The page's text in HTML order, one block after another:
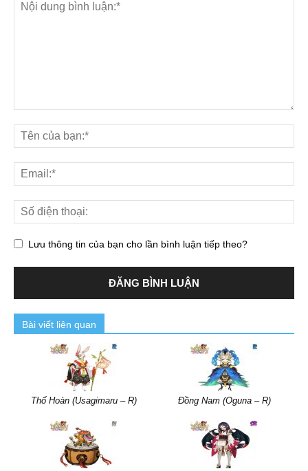
Lưu thông tin của bạn cho lần bình luận tiếp theo?
Bài viết liên quan
Thố Hoàn (Usagimaru – R) Đồng Nam (Oguna – R)